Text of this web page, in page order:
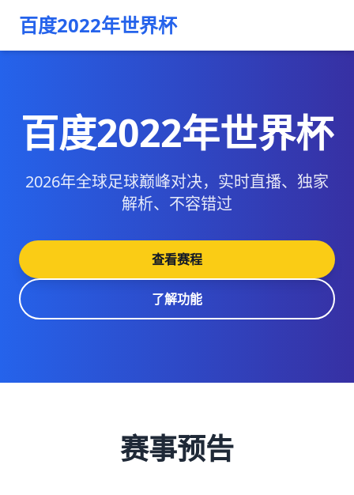
百度2022年世界杯
百度2022年世界杯
2026年全球足球巅峰对决，实时直播、独家
解析、不容错过
查看赛程
了解功能
赛事预告